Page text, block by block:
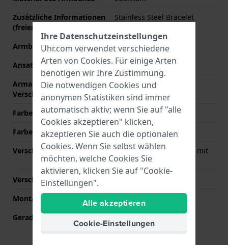
Zusätzliche Informationen
(freier Text)
Stainless Steel Bracelet
Armbandbreite
22 mm
Ansatzbreite
22 mm
Armandbreite am
Verschluß
19 mm
Farbe des Armbands
Silber
Farbe der Naht
N/A
Verschlusstyp
Schmetterlingsschließe mit
druckknöpfen
Verschlussfarbe
Montagetyp
Druckstifte
Gerade Bandhalterung
Ihre Datenschutzeinstellungen
Uhr.com verwendet verschiedene
Arten von Cookies. Für einige Arten
benötigen wir Ihre Zustimmung.
Die notwendigen Cookies und
anonymen Statistiken sind immer
automatisch aktiv; wenn Sie auf "alle
Cookies akzeptieren" klicken,
akzeptieren Sie auch die optionalen
Cookies. Wenn Sie selbst wählen
möchten, welche Cookies Sie
aktivieren, klicken Sie auf "Cookie-
Einstellungen".
Alle akzeptieren
Cookie-Einstellungen